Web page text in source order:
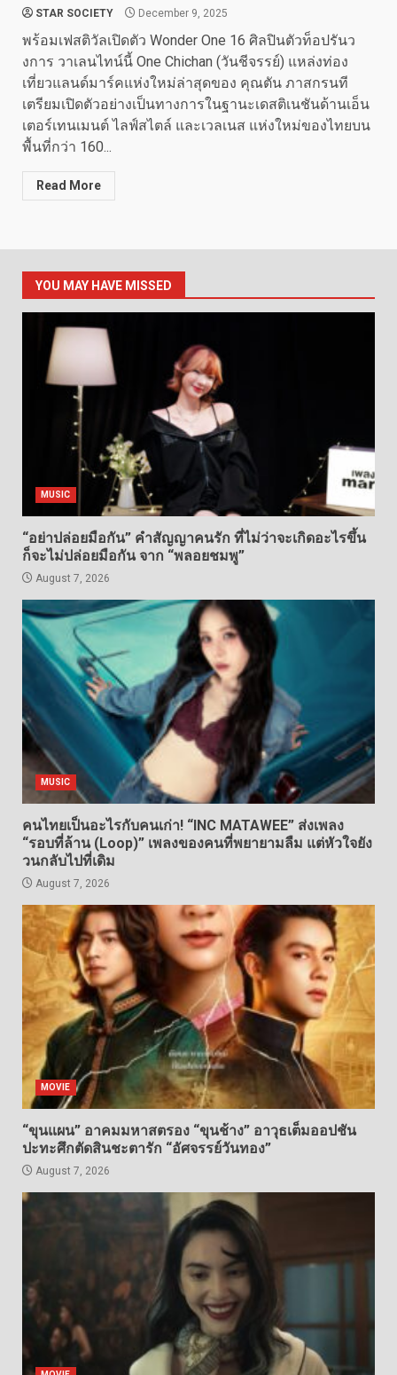
STAR SOCIETY December 9, 2025
พร้อมเฟสติวัลเปิดตัว Wonder One 16 ศิลปินตัวท็อปรันว
งการ วาเลนไทน์นี้ One Chichan (วันชีจรรย์) แหล่งท่อง
เที่ยวแลนด์มาร์คแห่งใหม่ล่าสุดของ คุณตัน ภาสกรนที
เตรียมเปิดตัวอย่างเป็นทางการในฐานะเดสติเนชันด้านเอ็น
เตอร์เทนเมนต์ ไลฟ์สไตล์ และเวลเนส แห่งใหม่ของไทยบน
พื้นที่กว่า 160...
Read More
YOU MAY HAVE MISSED
MUSIC
“อย่าปล่อยมือกัน” คำสัญญาคนรัก ที่ไม่ว่าจะเกิดอะไรขึ้น
ก็จะไม่ปล่อยมือกัน จาก “พลอยชมพู”
August 7, 2026
MUSIC
คนไทยเป็นอะไรกับคนเก่า! “INC MATAWEE” ส่งเพลง
“รอบที่ล้าน (Loop)” เพลงของคนที่พยายามลืม แต่หัวใจยัง
วนกลับไปที่เดิม
August 7, 2026
MOVIE
“ขุนแผน” อาคมมหาสตรอง “ขุนช้าง” อาวุธเต็มออปชัน
ปะทะศึกตัดสินชะตารัก “อัศจรรย์วันทอง”
August 7, 2026